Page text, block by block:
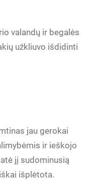
valandų ir begalės
užkliuvo išdidinti
jau gerokai
ir ieškojo
jį sudominusią
išplėtota.